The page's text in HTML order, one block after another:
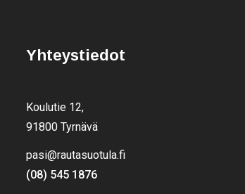
Yhteystiedot
Koulutie 12,
91800 Tyrnävä
pasi@rautasuotula.fi
(08) 545 1876